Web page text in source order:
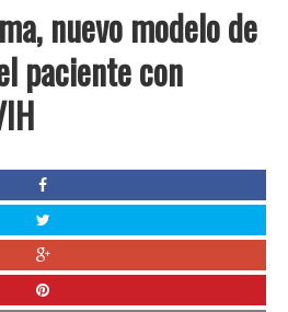
nuevo modelo de
paciente con